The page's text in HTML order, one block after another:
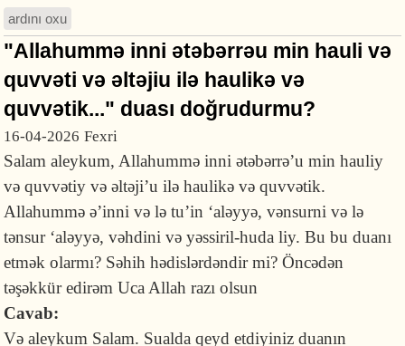
ardını oxu
"Allahummə inni ətəbərrəu min hauli və
quvvəti və əltəjiu ilə haulikə və
quvvətik..." duası doğrudurmu?
16-04-2026 Fexri
Salam aleykum, Allahummə inni ətəbərrə’u min hauliy
və quvvətiy və əltəji’u ilə haulikə və quvvətik.
Allahummə ə’inni və lə tu’in ‘aləyyə, vənsurni və lə
tənsur ‘aləyyə, vəhdini və yəssiril-huda liy. Bu bu duanı
etmək olarmı? Səhih hədislərdəndir mi? Öncədən
təşəkkür edirəm Uca Allah razı olsun
Cavab:
Və aleykum Salam. Sualda qeyd etdiyiniz duanın